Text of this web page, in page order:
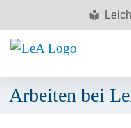
Arbeiten bei